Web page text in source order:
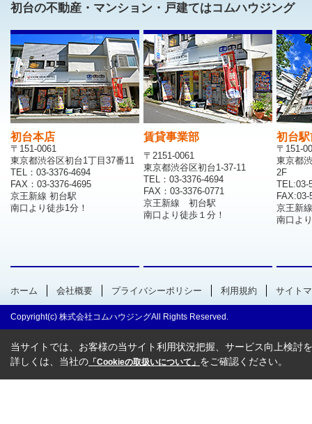
初台の不動産・マンション・戸建てはコムハウジング
初台本店
〒151-0061
東京都渋谷区初台1丁目37番11
TEL：03-3376-4694
FAX：03-3376-4695
京王新線 初台駅
南口より徒歩1分！
賃貸事業部
〒2151-0061
東京都渋谷区初台1-37-11
TEL：03-3376-4694
FAX：03-3376-0771
京王新線 初台駅
南口より徒歩１分！
初台
〒151-
東京都
2F
TEL:03-
FAX:03-
京王新
南口よ
ホーム 会社概要 プライバシーポリシー 利用規約 サイト
Copyright(c) 株式会社コムハウジングAll Rights Reserved.
当サイトでは、お客様の当サイト利用状況把握、サービス向上検討
詳しくは、当社の 「Cookieの取扱いについて」 をご確認ください。